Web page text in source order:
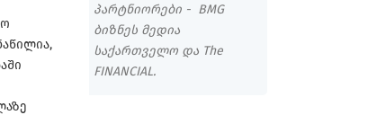
პარტნიორები - BMG
ბიზნეს მედია
საქართველო და The
FINANCIAL.